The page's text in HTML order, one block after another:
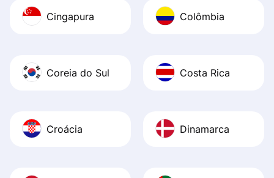
Cingapura Colômbia
Coreia do Sul Costa Rica
Croácia Dinamarca